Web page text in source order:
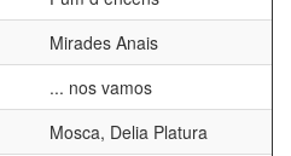
Mirades Anais
... nos vamos
Mosca, Delia Platura